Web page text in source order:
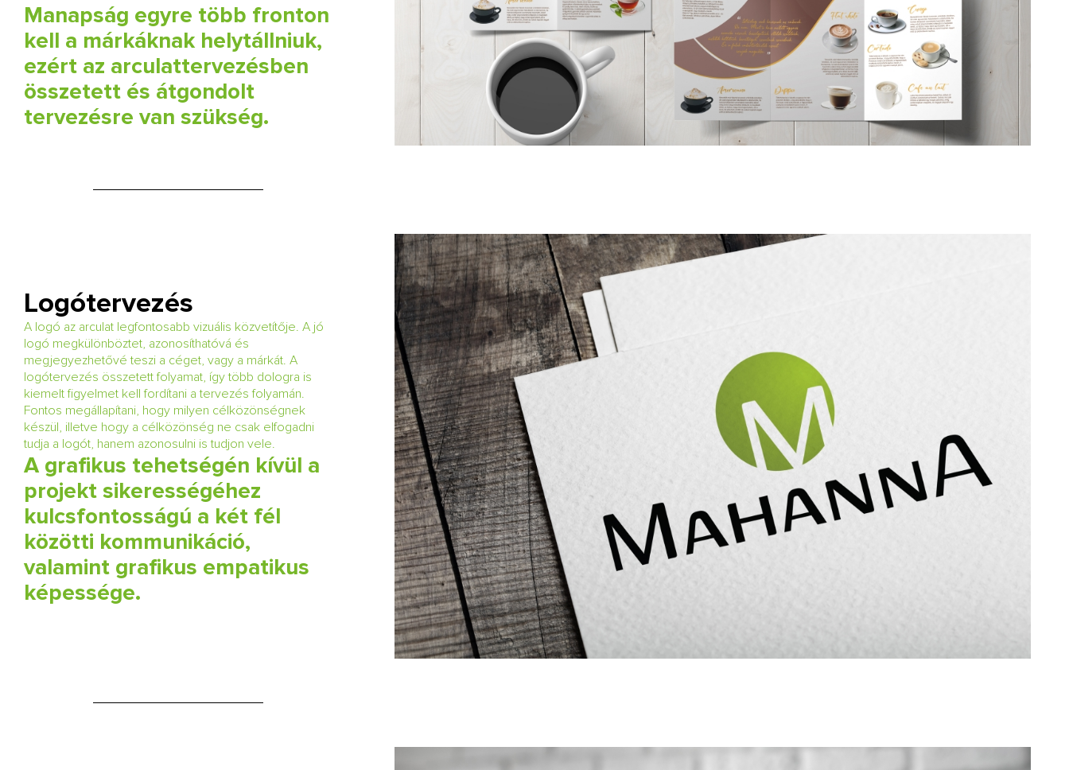
Manapság egyre több fronton
kell a márkáknak helytállniuk,
ezért az arculattervezésben
összetett és átgondolt
tervezésre van szükség.
Logótervezés
A logó az arculat legfontosabb vizuális közvetítője. A jó
logó megkülönböztet, azonosíthatóvá és
megjegyezhetővé teszi a céget, vagy a márkát. A
logótervezés összetett folyamat, így több dologra is
kiemelt figyelmet kell fordítani a tervezés folyamán.
Fontos megállapítani, hogy milyen célközönségnek
készül, illetve hogy a célközönség ne csak elfogadni
tudja a logót, hanem azonosulni is tudjon vele.
A grafikus tehetségén kívül a
projekt sikerességéhez
kulcsfontosságú a két fél
közötti kommunikáció,
valamint grafikus empatikus
képessége.